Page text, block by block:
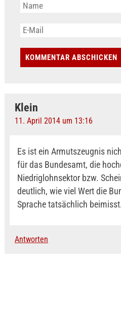
Klein
11. April 2014 um 13:16
Es ist ein Armutszeugnis
für das Bundesamt, die
Niedriglohnsektor bzw.
deutlich, wie viel Wert die
Sprache tatsächlich beimisst.
Antworten